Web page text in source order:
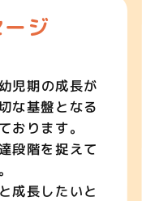
ジ
児期の成長が
な基盤となる
おります。
段階を捉えて
成長したいと